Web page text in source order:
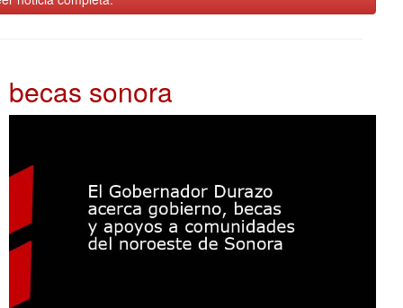
becas sonora